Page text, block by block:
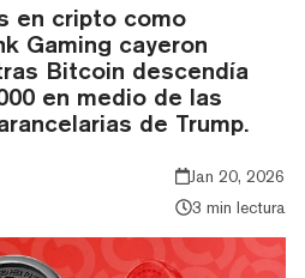
en cripto como
Gaming cayeron
Bitcoin descendía
en medio de las
de Trump.
Jan 20, 2026
3 min lectura